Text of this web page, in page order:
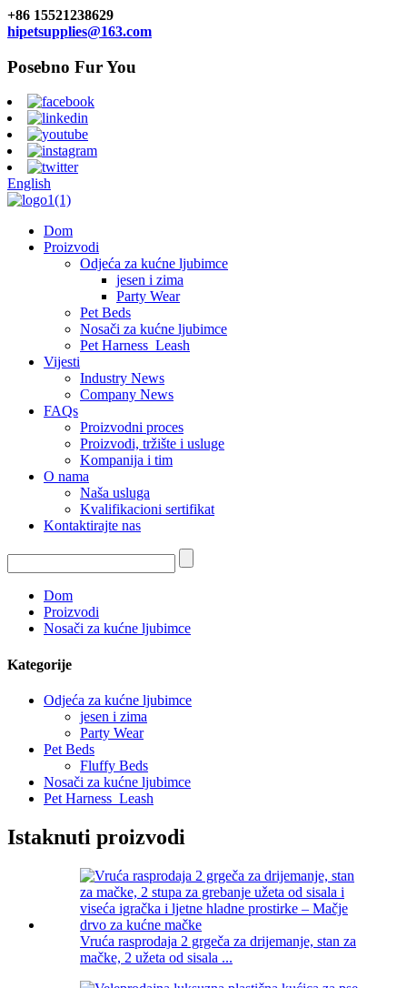
+86 15521238629
hipetsupplies@163.com
Posebno Fur You
English
Dom
Proizvodi
Odjeća za kućne ljubimce
jesen i zima
Party Wear
Pet Beds
Nosači za kućne ljubimce
Pet Harness_Leash
Vijesti
Industry News
Company News
FAQs
Proizvodni proces
Proizvodi, tržište i usluge
Kompanija i tim
O nama
Naša usluga
Kvalifikacioni sertifikat
Kontaktirajte nas
Dom
Proizvodi
Nosači za kućne ljubimce
Kategorije
Odjeća za kućne ljubimce
jesen i zima
Party Wear
Pet Beds
Fluffy Beds
Nosači za kućne ljubimce
Pet Harness_Leash
Istaknuti proizvodi
Vruća rasprodaja 2 grgeča za drijemanje, stan za
mačke, 2 užeta od sisala ...